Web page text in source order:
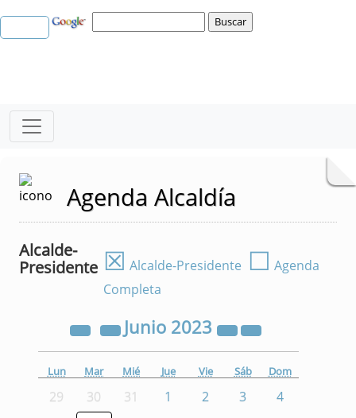
Agenda Alcaldía
Alcalde-
Presidente ☒ Alcalde-Presidente ☐ Agenda
Completa
Junio 2023
Lun Mar Mié Jue Vie Sáb Dom
29 30 31 1 2 3
4